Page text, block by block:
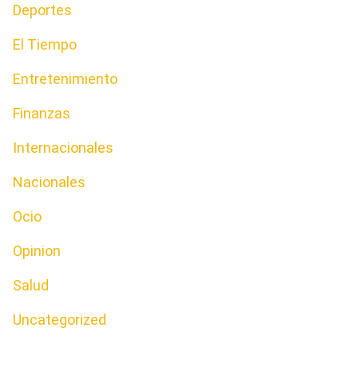
Deportes
El Tiempo
Entretenimiento
Finanzas
Internacionales
Nacionales
Ocio
Opinion
Salud
Uncategorized